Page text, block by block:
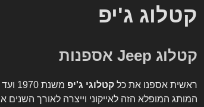
קטלוג ג'יפ
קטלוג Jeep אספנות
ראשית אספנו את כל קטלוגי ג'יפ
המותג המופלא הזה לאייקוני וייצרה לאורך